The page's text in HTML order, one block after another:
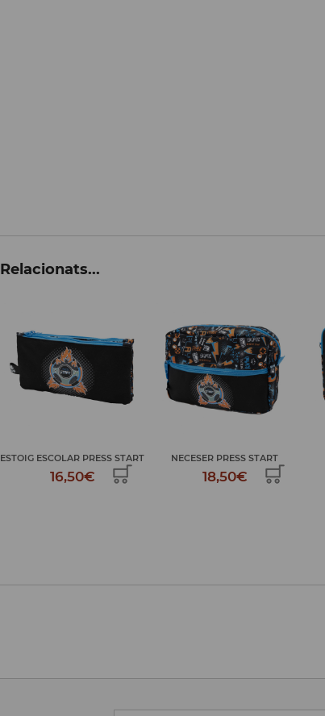
Relacionats...
NECESER PRESS START
18,50€
MALETÍ PRESS START
24,99€